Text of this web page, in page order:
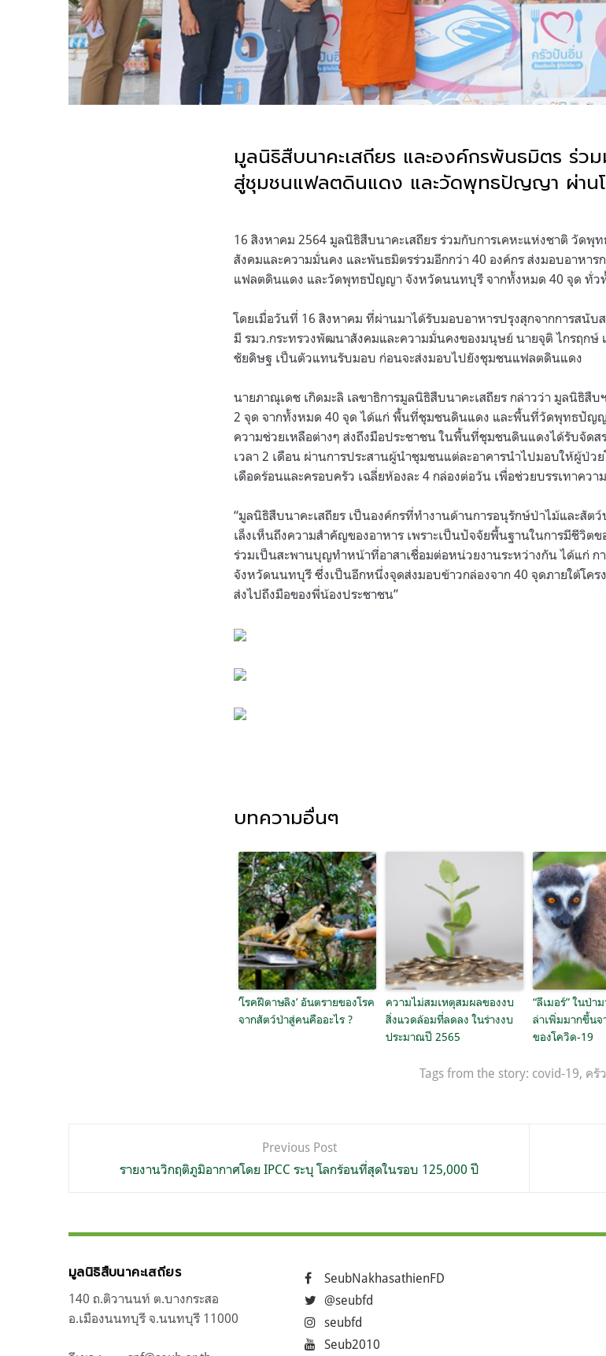
มูลนิธิสืบนาคะเสถียร และองค์กรพันธมิตร ร่ว
สู่ชุมชนแฟลตดินแดง และวัดพุทธปัญญา ผ่าน
16 สิงหาคม 2564 มูลนิธิสืบนาคะเสถียร ร่วมกับการเคหะแห่งชาติ วัด
สังคมและความมั่นคง และพันธมิตรร่วมอีกกว่า 40 องค์กร ส่งมอบอาหา
แฟลตดินแดง และวัดพุทธปัญญา จังหวัดนนทบุรี จากทั้งหมด 40 จุด ทั่ว
โดยเมื่อวันที่ 16 สิงหาคม ที่ผ่านมาได้รับมอบอาหารปรุงสุกจากการสนั
มี รมว.กระทรวงพัฒนาสังคมและความมั่นคงของมนุษย์ นายจุติ ไกรฤกษ์
ชัยดิษฐ เป็นตัวแทนรับมอบ ก่อนจะส่งมอบไปยังชุมชนแฟลตดินแดง
นายภาณุเดช เกิดมะลิ เลขาธิการมูลนิธิสืบนาคะเสถียร กล่าวว่า มูลนิธิ
2 จุด จากทั้งหมด 40 จุด ได้แก่ พื้นที่ชุมชนดินแดง และพื้นที่วัดพุทธปัญ
ความช่วยเหลือต่างๆ ส่งถึงมือประชาชน ในพื้นที่ชุมชนดินแดงได้รับจัดส
เวลา 2 เดือน ผ่านการประสานผู้นำชุมชนแต่ละอาคารนำไปมอบให้ผู้ป่ว
เดือดร้อนและครอบครัว เฉลี่ยห้องละ 4 กล่องต่อวัน เพื่อช่วยบรรเทาคว
“มูลนิธิสืบนาคะเสถียร เป็นองค์กรที่ทำงานด้านการอนุรักษ์ป่าไม้และสัต
เล็งเห็นถึงความสำคัญของอาหาร เพราะเป็นปัจจัยพื้นฐานในการมีชีวิต
ร่วมเป็นสะพานบุญทำหน้าที่อาสาเชื่อมต่อหน่วยงานระหว่างกัน ได้แก่
จังหวัดนนทบุรี ซึ่งเป็นอีกหนึ่งจุดส่งมอบข้าวกล่องจาก 40 จุดภายใต้โค
ส่งไปถึงมือของพี่น้องประชาชน”
บทความอื่นๆ
‘โรคฝีดาษลิง’ อันตรายของโรค
จากสัตว์ป่าสู่คนคืออะไร ?
ความไม่สมเหตุสมผลของงบ
สิ่งแวดล้อมที่ลดลง ในร่างงบ
ประมาณปี 2565
“ลีเมอร์” ในป่า
ล่าเพิ่มมากขึ้นจ
ของโควิด-19
Tags from the story: covid-19, ครั
Previous Post
รายงานวิกฤติภูมิอากาศโดย IPCC ระบุ โลกร้อนที่สุดในรอบ 125,000 ปี
มูลนิธิสืบนาคะเสถียร
140 ถ.ติวานนท์ ต.บางกระสอ
อ.เมืองนนทบุรี จ.นนทบุรี 11000
SeubNakhasathienFD
@seubfd
seubfd
Seub2010